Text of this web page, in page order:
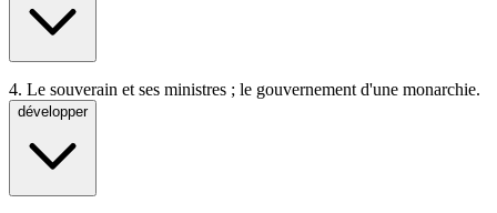
4. Le souverain et ses ministres ; le gouvernement d'une monarchie.
développer